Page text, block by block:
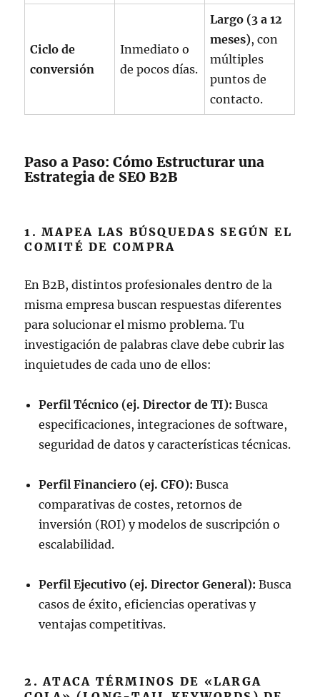
Ciclo de
conversión
Inmediato o
de pocos días.
Largo (3 a 12
meses), con
múltiples
puntos de
contacto.
Paso a Paso: Cómo Estructurar una
Estrategia de SEO B2B
1. MAPEA LAS BÚSQUEDAS SEGÚN EL
COMITÉ DE COMPRA
En B2B, distintos profesionales dentro de la
misma empresa buscan respuestas diferentes
para solucionar el mismo problema. Tu
investigación de palabras clave debe cubrir las
inquietudes de cada uno de ellos:
Perfil Técnico (ej. Director de TI): Busca
especificaciones, integraciones de software,
seguridad de datos y características técnicas.
Perfil Financiero (ej. CFO): Busca
comparativas de costes, retornos de
inversión (ROI) y modelos de suscripción o
escalabilidad.
Perfil Ejecutivo (ej. Director General): Busca
casos de éxito, eficiencias operativas y
ventajas competitivas.
2. ATACA TÉRMINOS DE «LARGA